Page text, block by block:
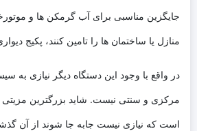
جایگزین مناسبی برای آب گرمکن ها و
منازل یا ساختمان ها را تامین کنند، پکیج
در واقع با وجود این دستگاه دیگر نیازی به
مرکزی و سنتی نیست. شاید بزرگترین مزیتی
است که نیازی نیست جابه جا شوند از آن